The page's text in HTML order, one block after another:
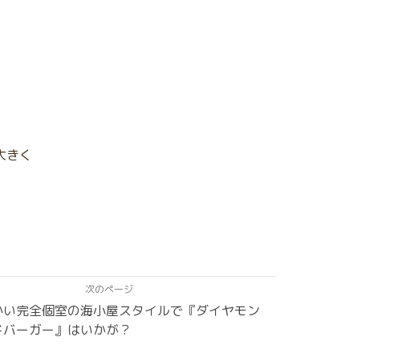
く
次のページ
い完全個室の海小屋スタイルで『ダイヤモン
バーガー』はいかが？